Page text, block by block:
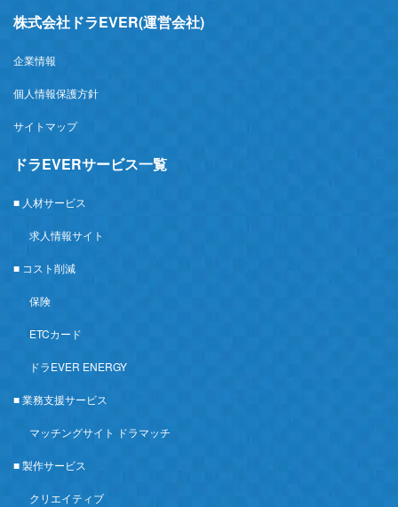
株式会社ドラEVER(運営会社)
企業情報
個人情報保護方針
サイトマップ
ドラEVERサービス一覧
■ 人材サービス
求人情報サイト
■ コスト削減
保険
ETCカード
ドラEVER ENERGY
■ 業務支援サービス
マッチングサイト ドラマッチ
■ 製作サービス
クリエイティブ